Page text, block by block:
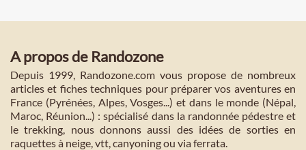
A propos de Randozone
Depuis 1999, Randozone.com vous propose de nombreux
articles et fiches techniques pour préparer vos aventures en
France (Pyrénées, Alpes, Vosges...) et dans le monde (Népal,
Maroc, Réunion...) : spécialisé dans la randonnée pédestre et
le trekking, nous donnons aussi des idées de sorties en
raquettes à neige, vtt, canyoning ou via ferrata.